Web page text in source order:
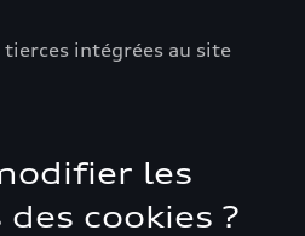
intégrées au site
les
cookies ?